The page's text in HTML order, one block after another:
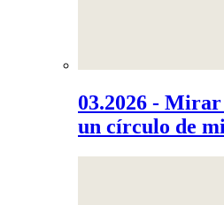
03.2026 -
un círculo de